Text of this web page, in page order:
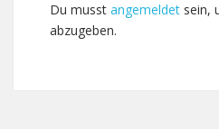
Du musst angemeldet sein,
abzugeben.